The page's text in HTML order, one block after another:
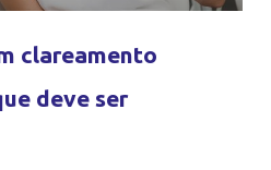
clareamento
deve ser